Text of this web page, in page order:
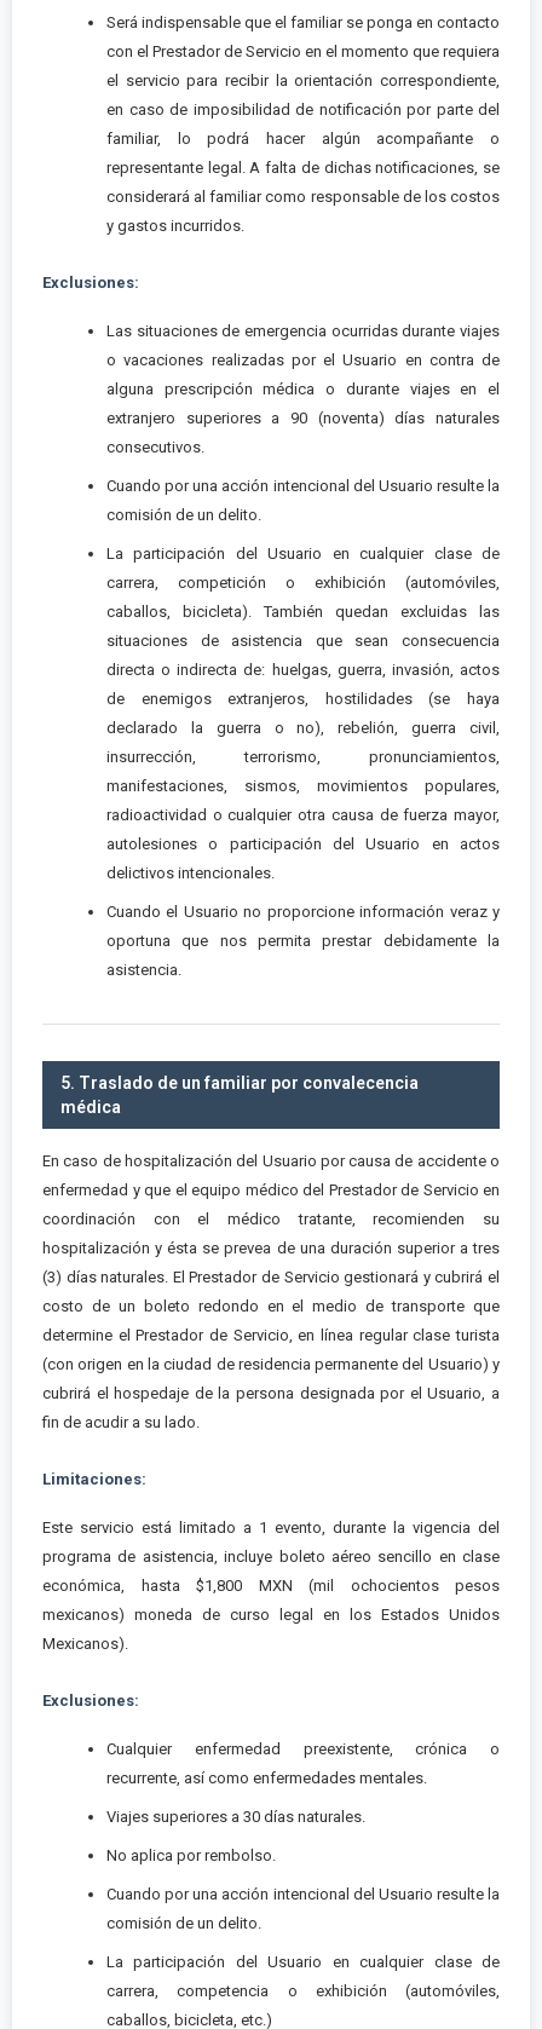
Será indispensable que el familiar se ponga en contacto
con el Prestador de Servicio en el momento que requiera
el servicio para recibir la orientación correspondiente,
en caso de imposibilidad de notificación por parte del
familiar, lo podrá hacer algún acompañante o
representante legal. A falta de dichas notificaciones, se
considerará al familiar como responsable de los costos
y gastos incurridos.
Exclusiones:
Las situaciones de emergencia ocurridas durante viajes
o vacaciones realizadas por el Usuario en contra de
alguna prescripción médica o durante viajes en el
extranjero superiores a 90 (noventa) días naturales
consecutivos.
Cuando por una acción intencional del Usuario resulte la
comisión de un delito.
La participación del Usuario en cualquier clase de
carrera, competición o exhibición (automóviles,
caballos, bicicleta). También quedan excluidas las
situaciones de asistencia que sean consecuencia
directa o indirecta de: huelgas, guerra, invasión, actos
de enemigos extranjeros, hostilidades (se haya
declarado la guerra o no), rebelión, guerra civil,
insurrección, terrorismo, pronunciamientos,
manifestaciones, sismos, movimientos populares,
radioactividad o cualquier otra causa de fuerza mayor,
autolesiones o participación del Usuario en actos
delictivos intencionales.
Cuando el Usuario no proporcione información veraz y
oportuna que nos permita prestar debidamente la
asistencia.
5. Traslado de un familiar por convalecencia
médica
En caso de hospitalización del Usuario por causa de accidente o
enfermedad y que el equipo médico del Prestador de Servicio en
coordinación con el médico tratante, recomienden su
hospitalización y ésta se prevea de una duración superior a tres
(3) días naturales. El Prestador de Servicio gestionará y cubrirá el
costo de un boleto redondo en el medio de transporte que
determine el Prestador de Servicio, en línea regular clase turista
(con origen en la ciudad de residencia permanente del Usuario) y
cubrirá el hospedaje de la persona designada por el Usuario, a
fin de acudir a su lado.
Limitaciones:
Este servicio está limitado a 1 evento, durante la vigencia del
programa de asistencia, incluye boleto aéreo sencillo en clase
económica, hasta $1,800 MXN (mil ochocientos pesos
mexicanos) moneda de curso legal en los Estados Unidos
Mexicanos).
Exclusiones:
Cualquier enfermedad preexistente, crónica o
recurrente, así como enfermedades mentales.
Viajes superiores a 30 días naturales.
No aplica por rembolso.
Cuando por una acción intencional del Usuario resulte la
comisión de un delito.
La participación del Usuario en cualquier clase de
carrera, competencia o exhibición (automóviles,
caballos, bicicleta, etc.)